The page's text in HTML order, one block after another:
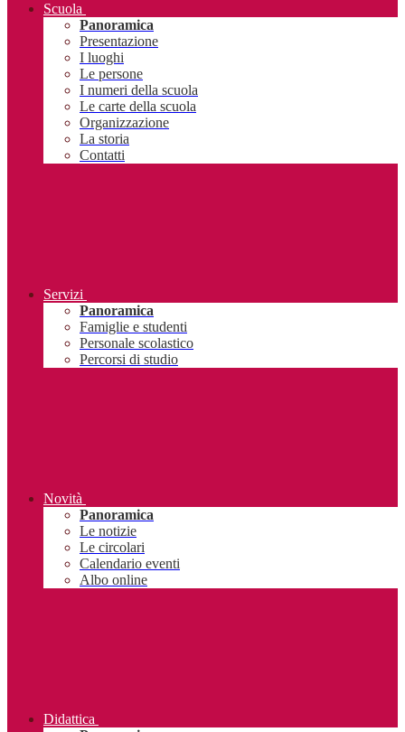
Scuola
Panoramica
Presentazione
I luoghi
Le persone
I numeri della scuola
Le carte della scuola
Organizzazione
La storia
Contatti
Servizi
Panoramica
Famiglie e studenti
Personale scolastico
Percorsi di studio
Novità
Panoramica
Le notizie
Le circolari
Calendario eventi
Albo online
Didattica